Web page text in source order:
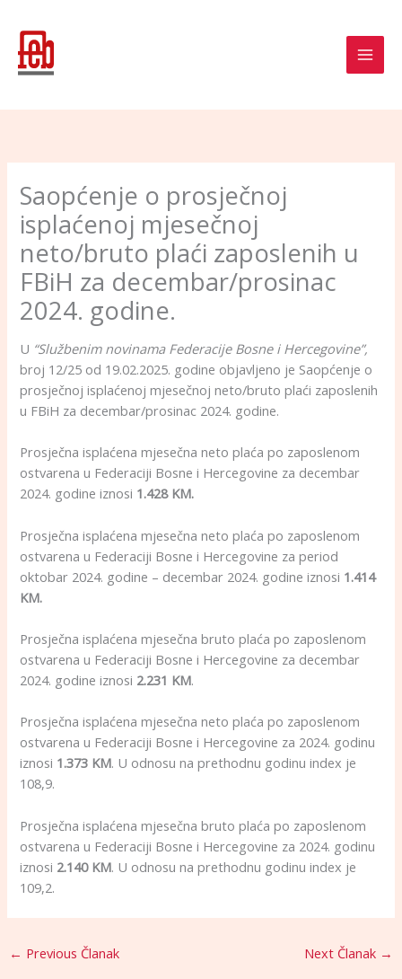
content
Saopćenje o prosječnoj
isplaćenoj mjesečnoj
neto/bruto plaći zaposlenih u
FBiH za decembar/prosinac
2024. godine.
U “Službenim novinama Federacije Bosne i Hercegovine”,
broj 12/25 od 19.02.2025. godine objavljeno je Saopćenje o
prosječnoj isplaćenoj mjesečnoj neto/bruto plaći zaposlenih
u FBiH za decembar/prosinac 2024. godine.
Prosječna isplaćena mjesečna neto plaća po zaposlenom
ostvarena u Federaciji Bosne i Hercegovine za decembar
2024. godine iznosi 1.428 KM.
Prosječna isplaćena mjesečna neto plaća po zaposlenom
ostvarena u Federaciji Bosne i Hercegovine za period
oktobar 2024. godine – decembar 2024. godine iznosi 1.414
KM.
Prosječna isplaćena mjesečna bruto plaća po zaposlenom
ostvarena u Federaciji Bosne i Hercegovine za decembar
2024. godine iznosi 2.231 KM.
Prosječna isplaćena mjesečna neto plaća po zaposlenom
ostvarena u Federaciji Bosne i Hercegovine za 2024. godinu
iznosi 1.373 KM. U odnosu na prethodnu godinu index je
108,9.
Prosječna isplaćena mjesečna bruto plaća po zaposlenom
ostvarena u Federaciji Bosne i Hercegovine za 2024. godinu
iznosi 2.140 KM. U odnosu na prethodnu godinu index je
109,2.
← Previous Članak Next Članak →